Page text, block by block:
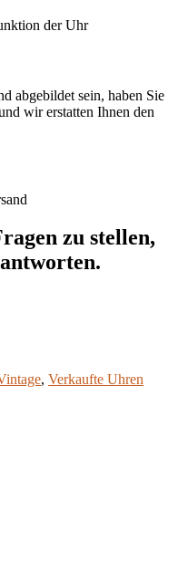
der Uhr
abgebildet sein, haben Sie
wir erstatten Ihnen den
zu stellen,
, Verkaufte Uhren